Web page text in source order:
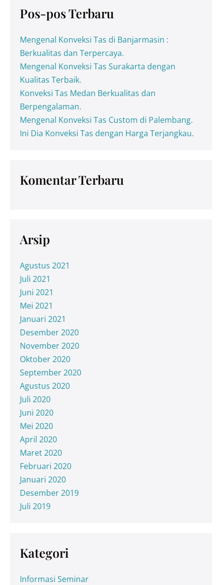
Pos-pos Terbaru
Mengenal Konveksi Tas di Banjarmasin :
Berkualitas dan Terpercaya.
Mengenal Konveksi Tas Surakarta dengan
Kualitas Terbaik.
Konveksi Tas Medan Berkualitas dan
Berpengalaman.
Mengenal Konveksi Tas Custom di Palembang.
Ini Dia Konveksi Tas dengan Harga Terjangkau.
Komentar Terbaru
Arsip
Agustus 2021
Juli 2021
Juni 2021
Mei 2021
Januari 2021
Desember 2020
November 2020
Oktober 2020
September 2020
Agustus 2020
Juli 2020
Juni 2020
Mei 2020
April 2020
Maret 2020
Februari 2020
Januari 2020
Desember 2019
Juli 2019
Kategori
Informasi Seminar